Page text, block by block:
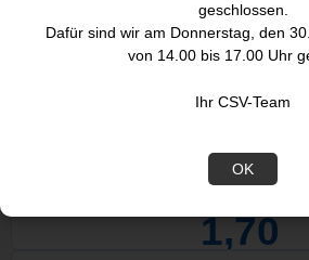
geschlossen.
Dafür sind wir am Donnerstag, den
von 14.00 bis 17.00 Uhr
Ihr CSV-Team
OK
0,5m SATA III, 6Gb/s-
1,70